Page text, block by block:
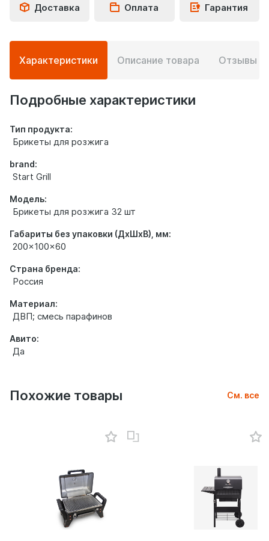
Доставка Оплата Гарантия
Подробная
информация
о
товаре
Характеристики Описание товара Отзывы
Подробные характеристики
Тип продукта:
Брикеты для розжига
brand:
Start Grill
Модель:
Брикеты для розжига 32 шт
Габариты без упаковки (ДхШхВ), мм:
200x100x60
Страна бренда:
Россия
Материал:
ДВП; смесь парафинов
Авито:
Да
Похожие товары См. все